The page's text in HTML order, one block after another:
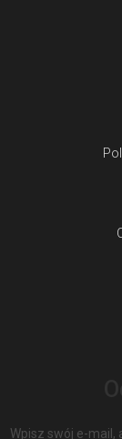
Wpisz swój e-mail,